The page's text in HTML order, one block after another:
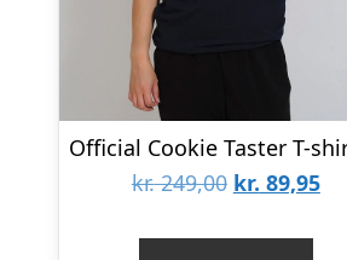
kr.249,00 Den
kr. 89,95Den